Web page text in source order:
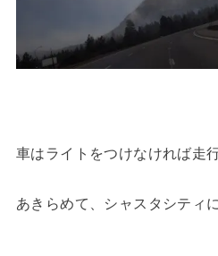
車はライトをつけなければ走
あきらめて、シャスタシティ